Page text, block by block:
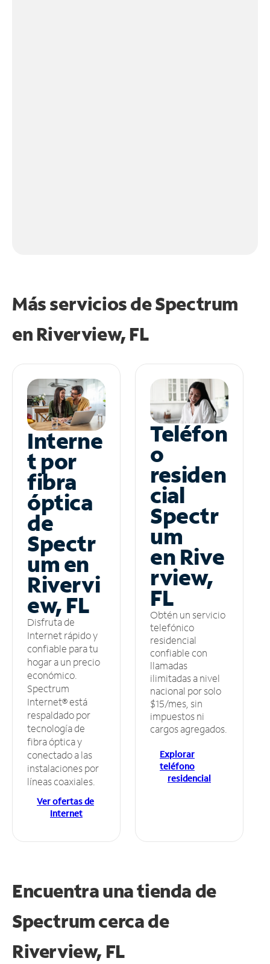
Más servicios de Spectrum
en Riverview, FL
Interne
t por
fibra
óptica
de
Spectr
um en
Rivervi
ew, FL
Disfruta de
Internet rápido y
confiable para tu
hogar a un precio
económico.
Spectrum
Internet® está
respaldado por
tecnología de
fibra óptica y
conectado a las
instalaciones por
líneas coaxiales.
Ver ofertas de
Internet
Teléfon
o
residen
cial
Spectr
um
en Rive
rview,
FL
Obtén un servicio
telefónico
residencial
confiable con
llamadas
ilimitadas a nivel
nacional por solo
$15/mes, sin
impuestos ni
cargos agregados.
Explorar
teléfono
residencial
Encuentra una tienda de
Spectrumcerca de
Riverview, FL